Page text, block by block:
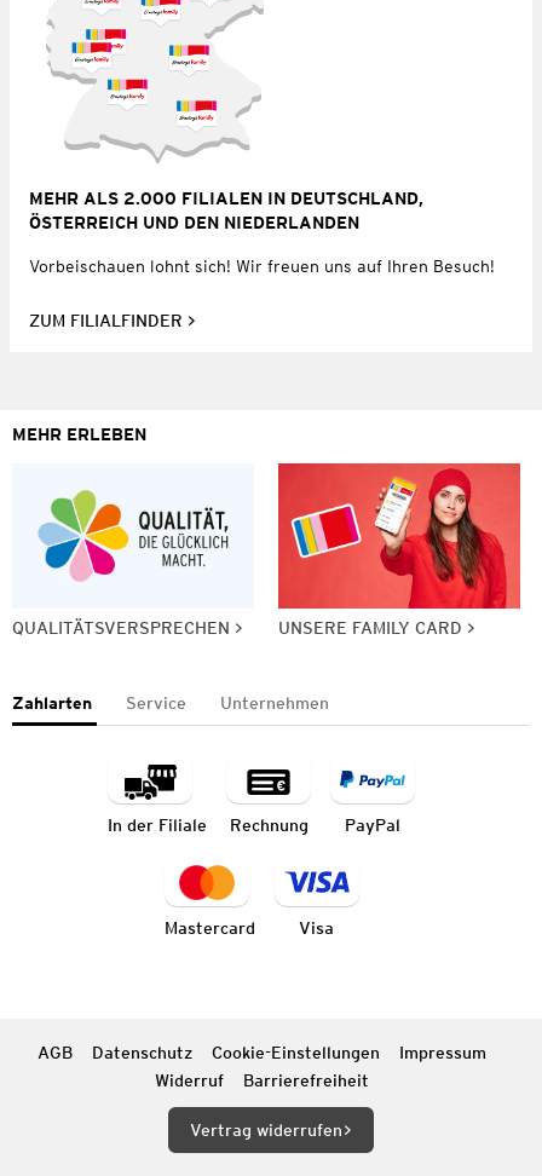
MEHR ALS 2.000 FILIALEN IN DEUTSCHLAND,
ÖSTERREICH UND DEN NIEDERLANDEN
Vorbeischauen lohnt sich! Wir freuen uns auf Ihren Besuch!
ZUM FILIALFINDER
MEHR ERLEBEN
QUALITÄTSVERSPRECHEN UNSERE FAMILY CARD
Zahlarten Service Unternehmen
In der Filiale Rechnung PayPal
Mastercard Visa
AGB Datenschutz Cookie-Einstellungen
Impressum
Widerruf
Barrierefreiheit
Vertrag widerrufen